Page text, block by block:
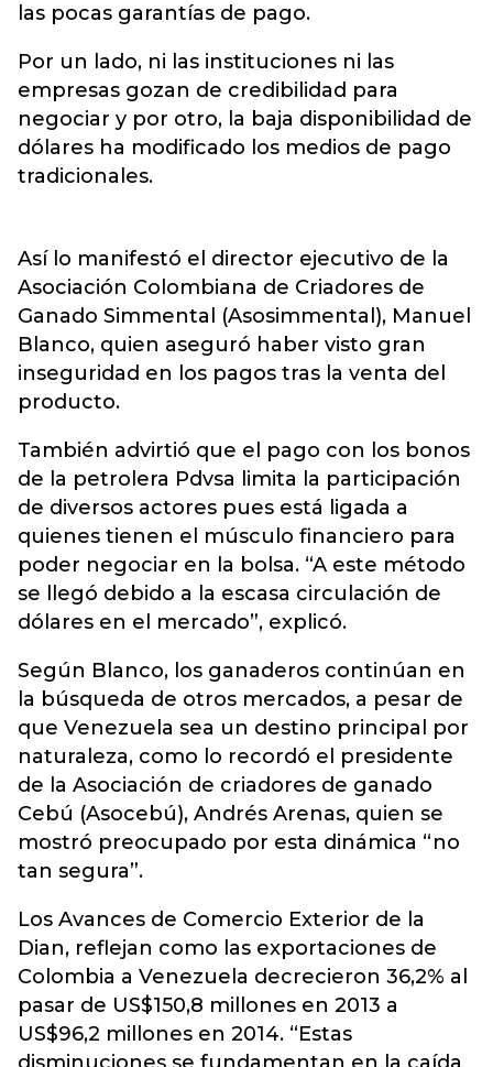
las pocas garantías de pago.
Por un lado, ni las instituciones ni las
empresas gozan de credibilidad para
negociar y por otro, la baja disponibilidad de
dólares ha modificado los medios de pago
tradicionales.
Así lo manifestó el director ejecutivo de la
Asociación Colombiana de Criadores de
Ganado Simmental (Asosimmental), Manuel
Blanco, quien aseguró haber visto gran
inseguridad en los pagos tras la venta del
producto.
También advirtió que el pago con los bonos
de la petrolera Pdvsa limita la participación
de diversos actores pues está ligada a
quienes tienen el músculo financiero para
poder negociar en la bolsa. “A este método
se llegó debido a la escasa circulación de
dólares en el mercado”, explicó.
Según Blanco, los ganaderos continúan en
la búsqueda de otros mercados, a pesar de
que Venezuela sea un destino principal por
naturaleza, como lo recordó el presidente
de la Asociación de criadores de ganado
Cebú (Asocebú), Andrés Arenas, quien se
mostró preocupado por esta dinámica “no
tan segura”.
Los Avances de Comercio Exterior de la
Dian, reflejan como las exportaciones de
Colombia a Venezuela decrecieron 36,2% al
pasar de US$150,8 millones en 2013 a
US$96,2 millones en 2014. “Estas